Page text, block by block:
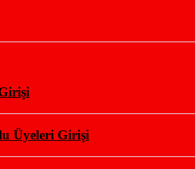
Üyeleri Girişi